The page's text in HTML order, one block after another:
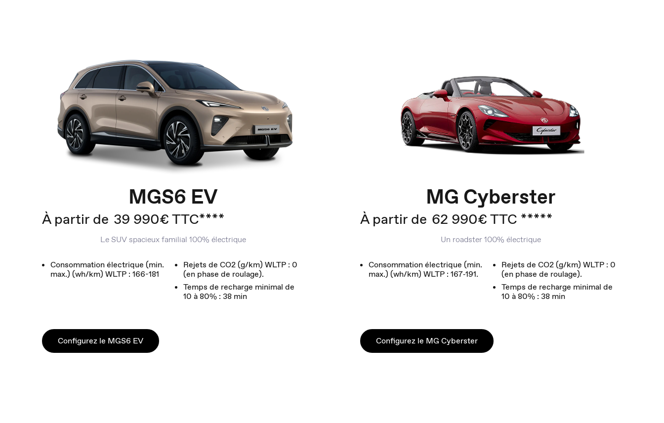
MGS6 EV
À partir de 39 990€ TTC****
Le SUV spacieux familial 100% électrique
Consommation électrique (min.
max.) (wh/km) WLTP : 166-181
Rejets de CO2 (g/km) WLTP : 0
(en phase de roulage).
Temps de recharge minimal de
10 à 80% : 38 min
Configurez le MGS6 EV
MG Cyberster
À partir de 62 990€ TTC *****
Un roadster 100% électrique
Consommation électrique (min.
max.) (wh/km) WLTP : 167‑191.
Rejets de CO2 (g/km) WLTP : 0
(en phase de roulage).
Temps de recharge minimal de
10 à 80% : 38 min
Configurez le MG Cyberster